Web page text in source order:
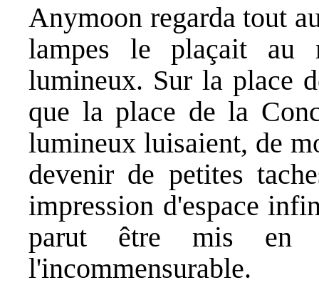
Anymoon regarda tout
lampes le plaçait au
lumineux. Sur la place
que la place de la
lumineux luisaient, de
devenir de petites
impression d'espace
parut être mis en
l'incommensurable.